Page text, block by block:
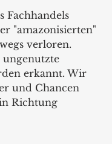
Fachhandels
"amazonisierten"
verloren.
ungenutzte
erkannt. Wir
und Chancen
Richtung